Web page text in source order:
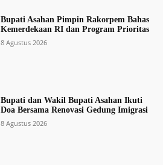
Bupati Asahan Pimpin Rakorpem Bahas
Kemerdekaan RI dan Program Prioritas
8 Agustus 2026
Bupati dan Wakil Bupati Asahan Ikuti
Doa Bersama Renovasi Gedung Imigrasi
8 Agustus 2026